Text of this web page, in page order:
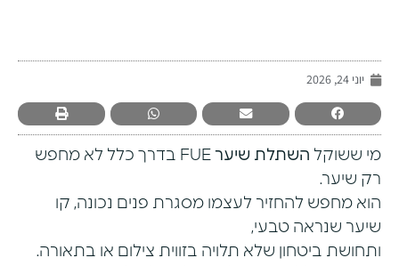
יוני 24, 2026
מי ששוקל השתלת שיער
FUE בדרך כלל לא מחפש
רק שיער.
הוא מחפש להחזיר לעצמו מסגרת פנים נכונה, קו
שיער שנראה טבעי,
ותחושת ביטחון שלא תלויה בזווית צילום או בתאורה.